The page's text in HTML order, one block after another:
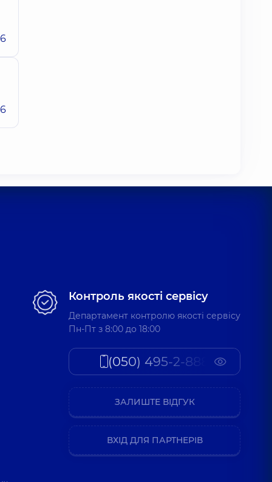
Контроль якості сервісу
Департамент контролю якості сервісу
Пн-Пт з 8:00 до 18:00
(050) 495-2-888
ЗАЛИШТЕ ВІДГУК
ВХІД ДЛЯ ПАРТНЕРІВ